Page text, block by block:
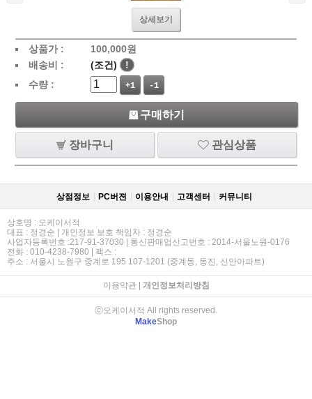
상세보기
상품가 : 100,000원
배송비 :
(조건)
!
수량 :
+1 -1
구매하기
장바구니 관심상품
상점정보 PC버젼 이용안내 고객센터 커뮤니티
상호명 : 오케이서적
대표 : 정경순 | 개인정보 보호 책임자 : 정경순
사업자등록번호 :217-91-37030 | 통신판매업신고번호 : 2014-서울노원-0176
전화 : 010-4238-7980 | 팩스 :
주소 : 서울시 노원구 중계로 195 107-1201 (중계동, 동진, 신안아파트)
이용약관| 개인정보처리방침
ⓒ오케이서적 All rights reserved.
MakeShop